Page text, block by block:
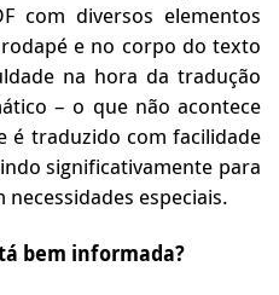
com diversos elementos
e no corpo do texto
na hora da tradução
– o que não acontece
é traduzido com facilidade
significativamente para
necessidades especiais.
bem informada?